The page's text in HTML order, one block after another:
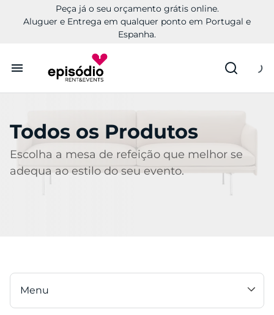
Peça já o seu orçamento grátis online.
Aluguer e Entrega em qualquer ponto em Portugal e
Espanha.
Aluguer
Conheça a Episódio
Contactos
Todos os Produtos
Escolha a mesa de refeição que melhor se
adequa ao estilo do seu evento.
Menu